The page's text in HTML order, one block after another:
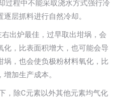
程中不能采取浇水方式强行冷
层抓料进行自然冷却。
炉最佳，过早取出坩埚，会
化，比表面积增大，也可能会导
埚，也会使负极粉材料氧化，比
加生产成本。
除C元素以外其他元素均气化